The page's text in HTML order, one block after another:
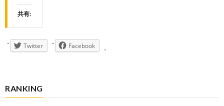
共有:
Twitter Facebook
RANKING